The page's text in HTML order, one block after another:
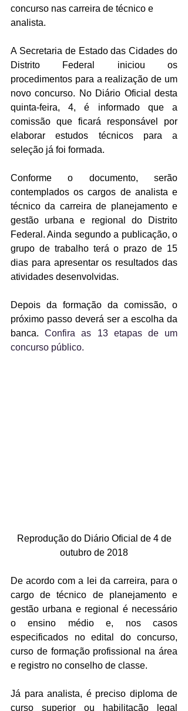
concurso nas carreira de técnico e
analista.
A Secretaria de Estado das Cidades do
Distrito Federal iniciou os
procedimentos para a realização de um
novo concurso. No Diário Oficial desta
quinta-feira, 4, é informado que a
comissão que ficará responsável por
elaborar estudos técnicos para a
seleção já foi formada.
Conforme o documento, serão
contemplados os cargos de analista e
técnico da carreira de planejamento e
gestão urbana e regional do Distrito
Federal. Ainda segundo a publicação, o
grupo de trabalho terá o prazo de 15
dias para apresentar os resultados das
atividades desenvolvidas.
Depois da formação da comissão, o
próximo passo deverá ser a escolha da
banca. Confira as 13 etapas de um
concurso público.
outubro de 2018
De acordo com a lei da carreira, para o
cargo de técnico de planejamento e
gestão urbana e regional é necessário
o ensino médio e, nos casos
especificados no edital do concurso,
curso de formação profissional na área
e registro no conselho de classe.
Já para analista, é preciso diploma de
curso superior ou habilitação legal